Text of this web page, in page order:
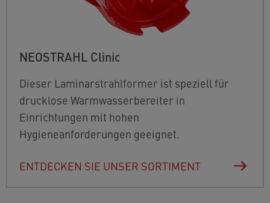
NEOSTRAHL Clinic
Dieser Laminarstrahlformer ist speziell für
drucklose Warmwasserbereiter in
Einrichtungen mit hohen
Hygieneanforderungen geeignet.
ENTDECKEN SIE UNSER SORTIMENT